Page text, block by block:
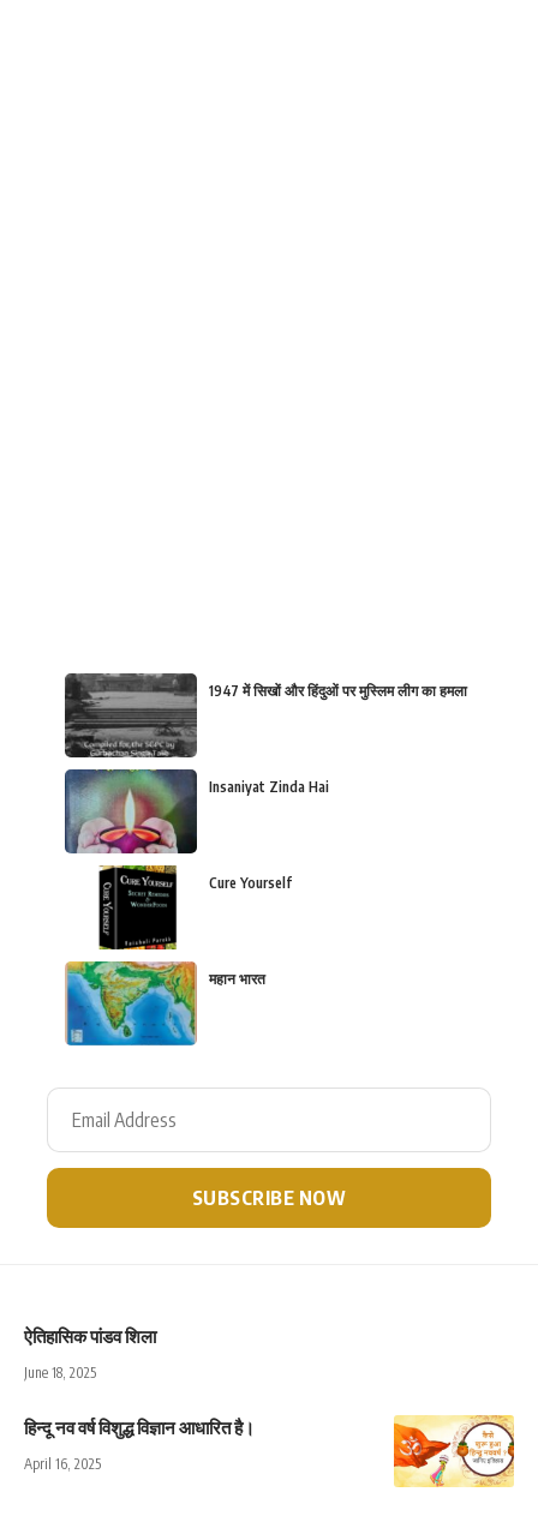
1947 में सिखों और हिंदुओं पर मुस्लिम लीग का हमला
Insaniyat Zinda Hai
Cure Yourself
महान भारत
ऐतिहासिक पांडव शिला
June 18, 2025
हिन्दू नव वर्ष विशुद्ध विज्ञान आधारित है।
April 16, 2025